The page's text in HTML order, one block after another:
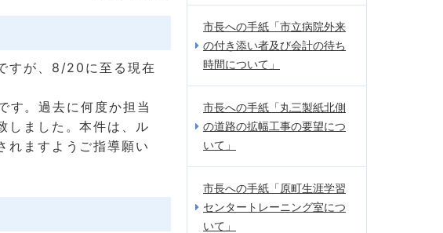
すが、8/20に至る現在
す。過去に何度か担当
しました。本件は、ル
れますようご指導願い
市長への手紙「市立病院外来
の付き添い者及び会計の待ち
時間について」
市長への手紙「丸三製紙北側
の道路の拡幅工事の要望につ
いて」
市長への手紙「原町生涯学習
センタートレーニング室につ
いて」